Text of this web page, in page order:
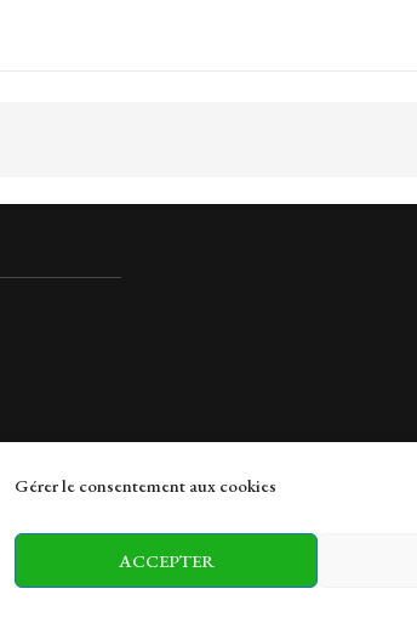
Gérer le consentement aux cookies
ACCEPTER